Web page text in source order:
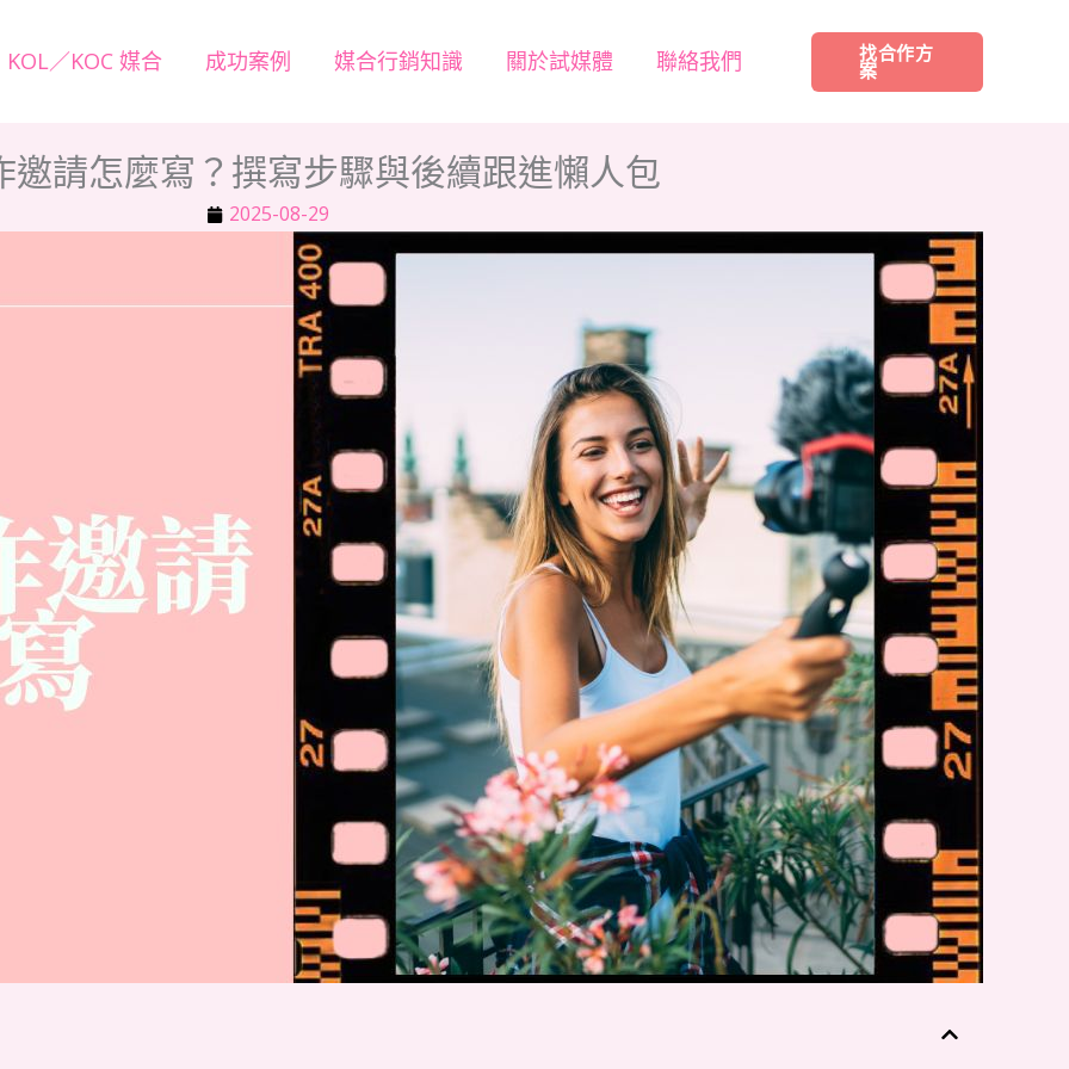
KOL／KOC 媒合 成功案例 媒合行銷知識 關於試媒體 聯絡我們 找合作方
案
邀請怎麼寫？撰寫步驟與後續跟進懶人包
2025-08-29